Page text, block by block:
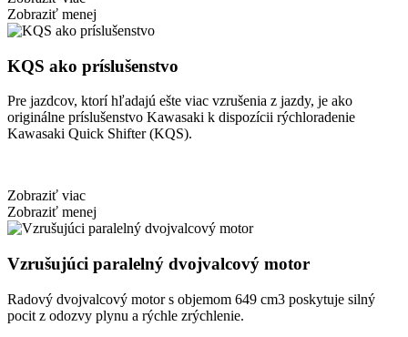
Zobraziť menej
KQS ako príslušenstvo
Pre jazdcov, ktorí hľadajú ešte viac vzrušenia z jazdy, je ako
originálne príslušenstvo Kawasaki k dispozícii rýchloradenie
Kawasaki Quick Shifter (KQS).
Zobraziť viac
Zobraziť menej
Vzrušujúci paralelný dvojvalcový motor
Radový dvojvalcový motor s objemom 649 cm3 poskytuje silný
pocit z odozvy plynu a rýchle zrýchlenie.